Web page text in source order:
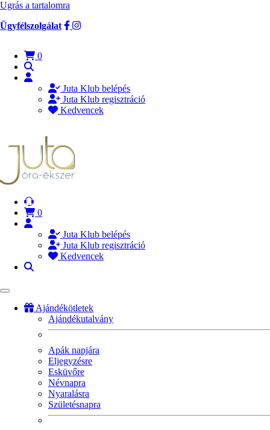
Ugrás a tartalomra
Ügyfélszolgálat
0
Juta Klub belépés
Juta Klub regisztráció
Kedvencek
0
Juta Klub belépés
Juta Klub regisztráció
Kedvencek
Ajándékötletek
Ajándékutalvány
Apák napjára
Eljegyzésre
Esküvőre
Névnapra
Nyaralásra
Születésnapra